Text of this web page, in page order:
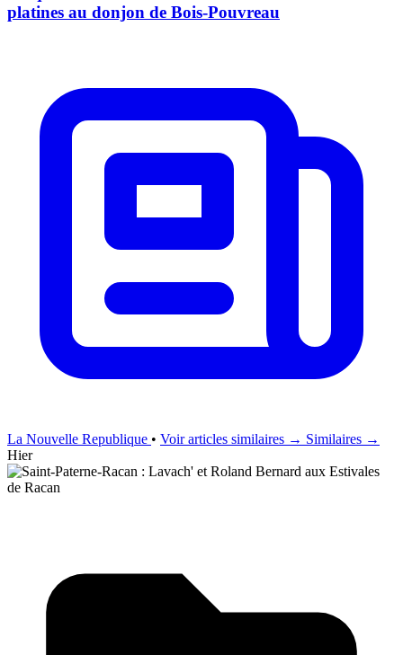
platines au donjon de Bois-Pouvreau
La Nouvelle Republique • Voir articles similaires → Similaires →
Hier